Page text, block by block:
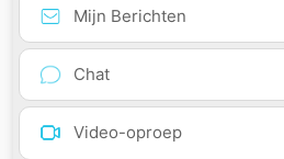
Mijn Berichten
Chat
Video-oproep